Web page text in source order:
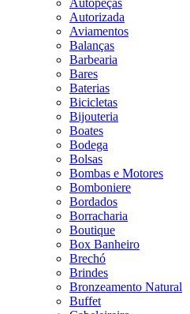
Autopeças
Autorizada
Aviamentos
Balanças
Barbearia
Bares
Baterias
Bicicletas
Bijouteria
Boates
Bodega
Bolsas
Bombas e Motores
Bomboniere
Bordados
Borracharia
Boutique
Box Banheiro
Brechó
Brindes
Bronzeamento Natural
Buffet